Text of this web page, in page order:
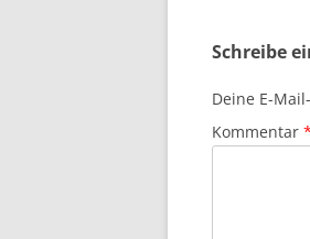
Schreibe
Deine E-
Kommentar *